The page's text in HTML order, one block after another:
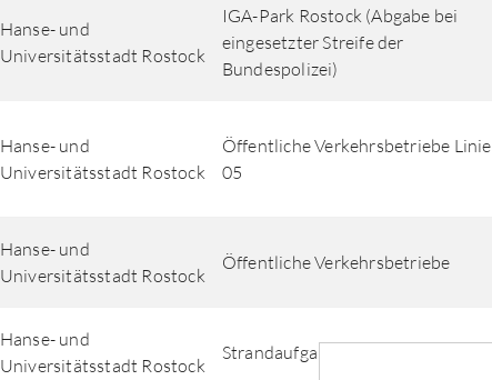
Hanse- und
Universitätsstadt Rostock
IGA-Park Rostock (Abgabe bei
eingesetzter Streife der
Bundespolizei)
Hanse- und
Universitätsstadt Rostock
Öffentliche Verkehrsbetriebe Linie
05
Hanse- und
Universitätsstadt Rostock
Öffentliche Verkehrsbetriebe
Hanse- und
Universitätsstadt Rostock
Strandaufgang 16 Warnemünde